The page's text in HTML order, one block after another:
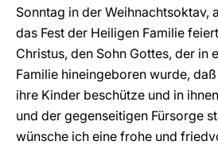
Sonntag in der Weihnachtsoktav,
das Fest der Heiligen Familie
Christus, den Sohn Gottes, der in
Familie hineingeboren wurde,
ihre Kinder beschütze und in
und der gegenseitigen Fürsorge
wünsche ich eine frohe und